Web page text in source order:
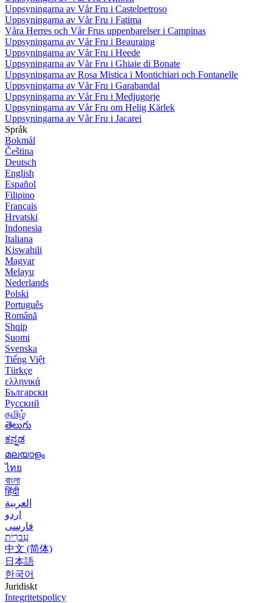
Uppsyningarna av Vår Fru i Castelpetroso
Uppsyningarna av Vår Fru i Fatima
Våra Herres och Vår Frus uppenbarelser i Campinas
Uppsyningarna av Vår Fru i Beauraing
Uppsyningarna av Vår Fru i Heede
Uppsyningarna av Vår Fru i Ghiaie di Bonate
Uppsyningarna av Rosa Mistica i Montichiari och Fontanelle
Uppsyningarna av Vår Fru i Garabandal
Uppsyningarna av Vår Fru i Medjugorje
Uppsyningarna av Vår Fru om Helig Kärlek
Uppsyningarna av Vår Fru i Jacarei
Språk
Bokmål
Čeština
Deutsch
English
Español
Filipino
Français
Hrvatski
Indonesia
Italiana
Kiswahili
Magyar
Melayu
Nederlands
Polski
Português
Română
Shqip
Suomi
Svenska
Tiếng Việt
Türkçe
ελληνικά
Български
Русский
தமிழ்
తెలుగు
ಕನ್ನಡ
മലയാളം
ไทย
বাংলা
हिंदी
العربية
اردو
فارسی
עִברִית
中文 (简体)
日本語
한국어
Juridiskt
Integritetspolicy